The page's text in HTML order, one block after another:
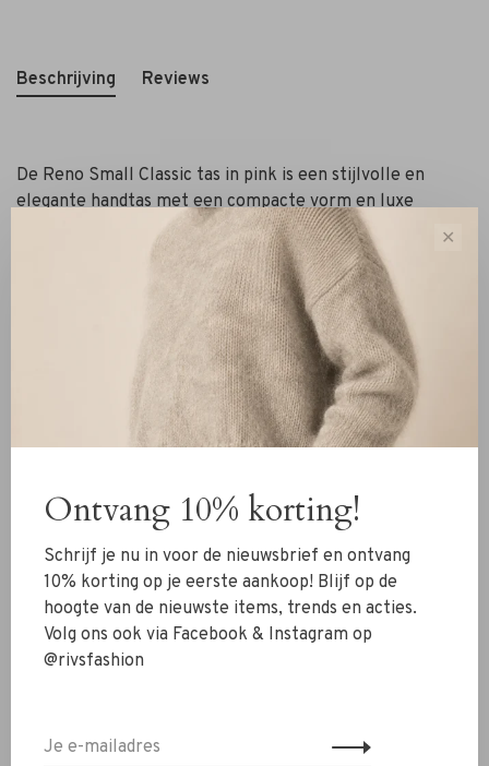
Beschrijving Reviews
De Reno Small Classic tas in pink is een stijlvolle en
elegante handtas met een compacte vorm en luxe
uitstraling. De tas is uitgevoerd in hoogwaardig leer en
afgewerkt met een opvallend goudkleurig detail aan de
Het design combineert een moderne vorm met een
klassieke touch, waardoor deze tas perfect is voor zowel
dagelijks gebruik als een avondje uit. Dankzij het stevige
handvat draag je de tas comfortabel in de hand.
essentiële items zoals telefoon, portemonnee en
sleutels, terwijl het design zorgt voor een verfijnde en
vrouwelijke look.
✔ Compact en elegant design
✔ Gemaakt van hoogwaardig leer
✔ Opvallend goudkleurig detail
✔ Stevig handvat
✕
Ontvang 10% korting!
Schrijf je nu in voor de nieuwsbrief en ontvang
10% korting op je eerste aankoop! Blijf op de
hoogte van de nieuwste items, trends en acties.
Volg ons ook via Facebook & Instagram op
@rivsfashion